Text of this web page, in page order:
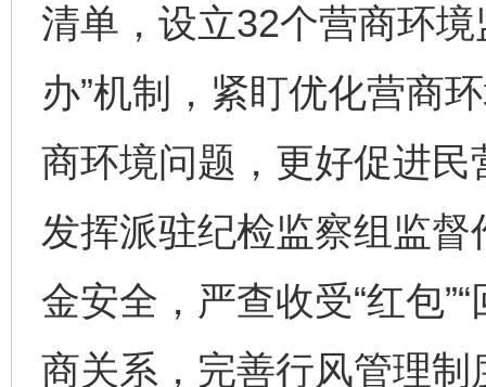
清单，设立32个营商环
办”机制，紧盯优化营商
商环境问题，更好促进
发挥派驻纪检监察组监
金安全，严查收受“红包
商关系，完善行风管理